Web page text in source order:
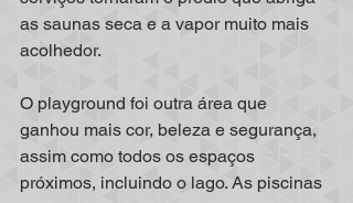
as saunas seca e a vapor muito mais
acolhedor.
O playground foi outra área que
ganhou mais cor, beleza e segurança,
assim como todos os espaços
próximos, incluindo o lago. As piscinas